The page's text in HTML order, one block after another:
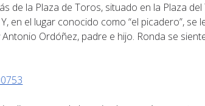
de la Plaza de Toros, situado en la Plaza
en el lugar conocido como “el picadero”, se
Ordóñez, padre e hijo. Ronda se